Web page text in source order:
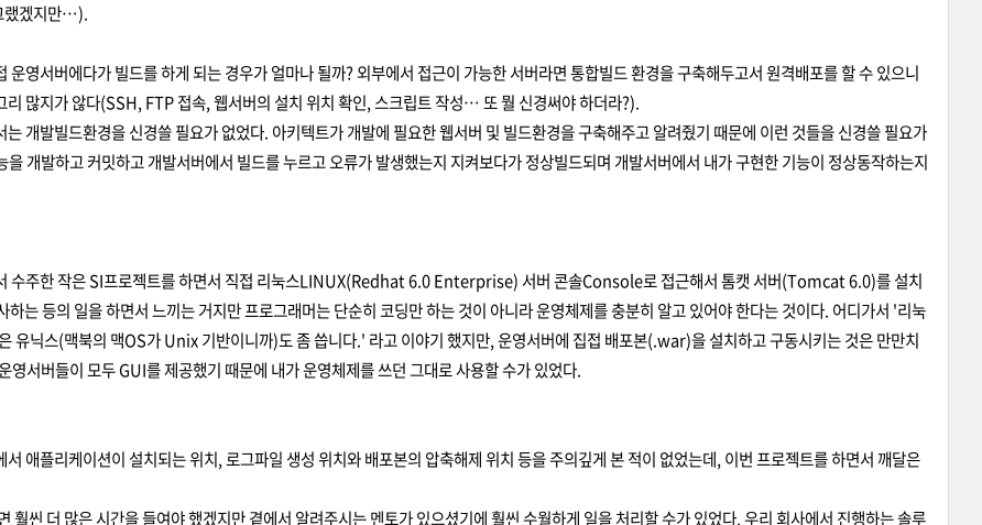
랬겠지만…).
운영서버에다가 빌드를 하게 되는 경우가 얼마나 될까? 외부에서 접근이 가능한 서버라면 통합빌드 환경을 구축해두고서 원격배포를 할 수 있으니
리 많지가 않다(SSH, FTP 접속, 웹서버의 설치 위치 확인, 스크립트 작성… 또 뭘 신경써야 하더라?).
는 개발빌드환경을 신경쓸 필요가 없었다. 아키텍트가 개발에 필요한 웹서버 및 빌드환경을 구축해주고 알려줬기 때문에 이런 것들을 신경쓸 필요가
을 개발하고 커밋하고 개발서버에서 빌드를 누르고 오류가 발생했는지 지켜보다가 정상빌드되며 개발서버에서 내가 구현한 기능이 정상동작하는지
수주한 작은 SI프로젝트를 하면서 직접 리눅스LINUX(Redhat 6.0 Enterprise) 서버 콘솔Console로 접근해서 톰캣 서버(Tomcat 6.0)를 설치
는 등의 일을 하면서 느끼는 거지만 프로그래머는 단순히 코딩만 하는 것이 아니라 운영체제를 충분히 알고 있어야 한다는 것이다. 어디가서 '리눅
유닉스(맥북의 맥OS가 Unix 기반이니까)도 좀 씁니다.' 라고 이야기 했지만, 운영서버에 집접 배포본(.war)을 설치하고 구동시키는 것은 만만치
영서버들이 모두 GUI를 제공했기 때문에 내가 운영체제를 쓰던 그대로 사용할 수가 있었다.
서 애플리케이션이 설치되는 위치, 로그파일 생성 위치와 배포본의 압축해제 위치 등을 주의깊게 본 적이 없었는데, 이번 프로젝트를 하면서 깨달은
훨씬 더 많은 시간을 들여야 했겠지만 곁에서 알려주시는 멘토가 있으셨기에 훨씬 수월하게 일을 처리할 수가 있었다. 우리 회사에서 진행하는 솔루